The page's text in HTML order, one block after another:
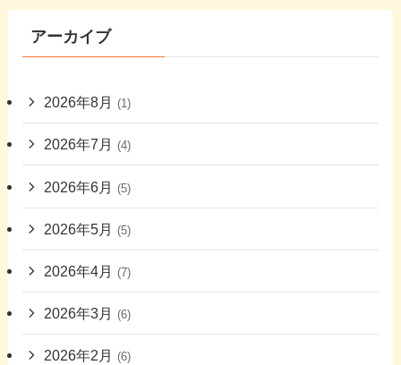
アーカイブ
2026年8月 (1)
2026年7月 (4)
2026年6月 (5)
2026年5月 (5)
2026年4月 (7)
2026年3月 (6)
2026年2月 (6)